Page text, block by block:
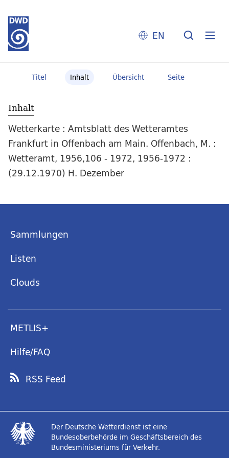
EN
Titel Inhalt Übersicht Seite
Inhalt
Wetterkarte : Amtsblatt des Wetteramtes
Frankfurt in Offenbach am Main. Offenbach, M. :
Wetteramt, 1956,106 - 1972, 1956-1972 :
(29.12.1970) H. Dezember
Sammlungen
Listen
Clouds
METLIS+
Hilfe/FAQ
RSS Feed
Der Deutsche Wetterdienst ist eine
Bundesoberbehörde im Geschäftsbereich des
Bundesministeriums für Verkehr.